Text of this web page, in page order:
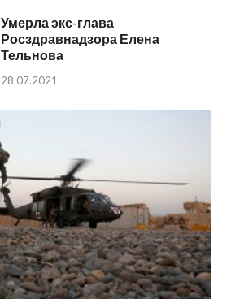
Умерла экс-глава
Росздравнадзора Елена
Тельнова
28.07.2021